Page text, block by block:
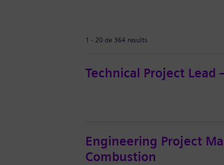
1 - 20 de 364 results
Technical Project Lead
Engineering Project
Combustion